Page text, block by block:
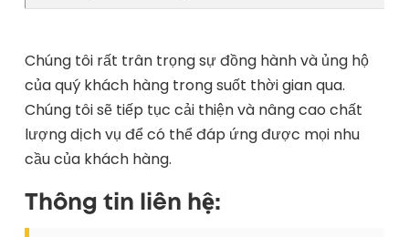
Chúng tôi rất trân trọng sự đồng hành và ủng hộ
của quý khách hàng trong suốt thời gian qua.
Chúng tôi sẽ tiếp tục cải thiện và nâng cao chất
lượng dịch vụ để có thể đáp ứng được mọi nhu
cầu của khách hàng.
Thông tin liên hệ: